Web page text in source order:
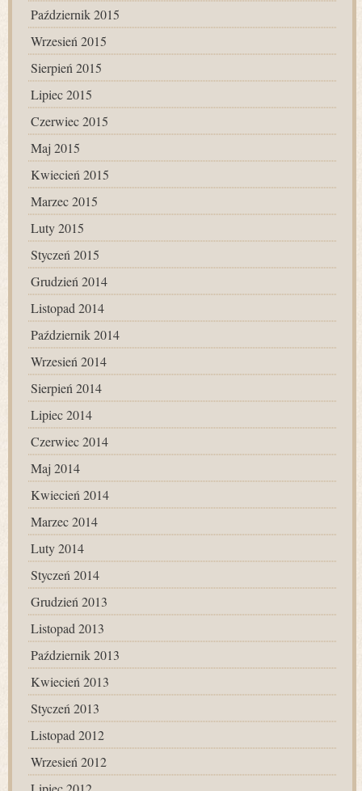
Październik 2015
Wrzesień 2015
Sierpień 2015
Lipiec 2015
Czerwiec 2015
Maj 2015
Kwiecień 2015
Marzec 2015
Luty 2015
Styczeń 2015
Grudzień 2014
Listopad 2014
Październik 2014
Wrzesień 2014
Sierpień 2014
Lipiec 2014
Czerwiec 2014
Maj 2014
Kwiecień 2014
Marzec 2014
Luty 2014
Styczeń 2014
Grudzień 2013
Listopad 2013
Październik 2013
Kwiecień 2013
Styczeń 2013
Listopad 2012
Wrzesień 2012